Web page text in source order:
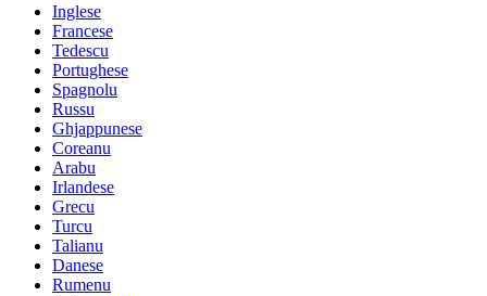
Inglese
Francese
Tedescu
Portughese
Spagnolu
Russu
Ghjappunese
Coreanu
Arabu
Irlandese
Grecu
Turcu
Talianu
Danese
Rumenu